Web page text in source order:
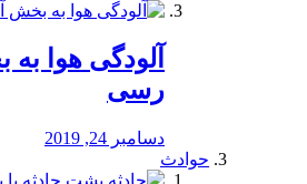
آلودگی هوا
رسی
دسامبر 24, 2019
حوادث